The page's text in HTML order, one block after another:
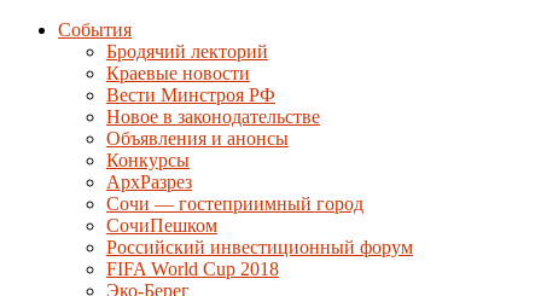
События
Бродячий лекторий
Краевые новости
Вести Минстроя РФ
Новое в законодательстве
Объявления и анонсы
Конкурсы
АрхРазрез
Сочи — гостеприимный город
СочиПешком
Российский инвестиционный форум
FIFA World Cup 2018
Эко-Берег